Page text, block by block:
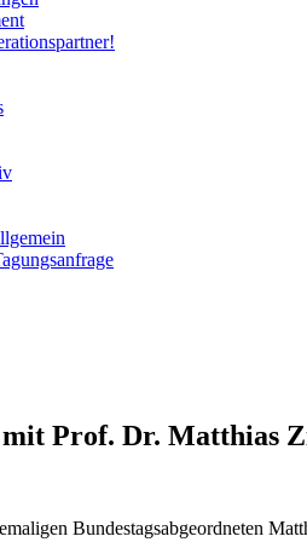
Prof. Dr. Matthias
Bundestagsabgeordneten